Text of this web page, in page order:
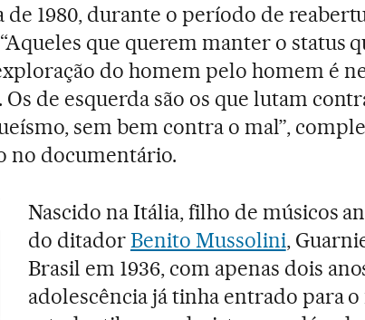
de 1980, durante o período de
que querem manter o status
do homem pelo homem é
de esquerda são os que lutam
sem bem contra o mal”,
no documentário.
Nascido na Itália, filho de músicos
do ditadorBenito Mussolini,
Brasil em 1936, com apenas dois
adolescência já tinha entrado para